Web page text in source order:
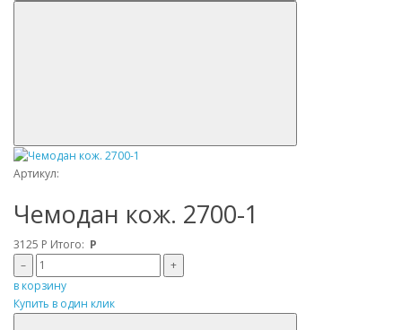
Артикул:
Чемодан кож. 2700-1
3125 Р Итого: Р
–
+
в корзину
Купить в один клик